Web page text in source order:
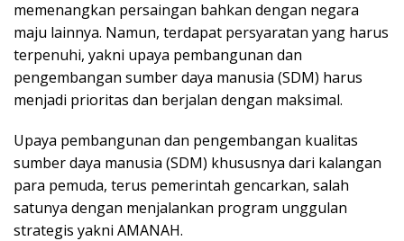
memenangkan persaingan bahkan dengan negara
maju lainnya. Namun, terdapat persyaratan yang harus
terpenuhi, yakni upaya pembangunan dan
pengembangan sumber daya manusia (SDM) harus
menjadi prioritas dan berjalan dengan maksimal.
Upaya pembangunan dan pengembangan kualitas
sumber daya manusia (SDM) khususnya dari kalangan
para pemuda, terus pemerintah gencarkan, salah
satunya dengan menjalankan program unggulan
strategis yakni AMANAH.